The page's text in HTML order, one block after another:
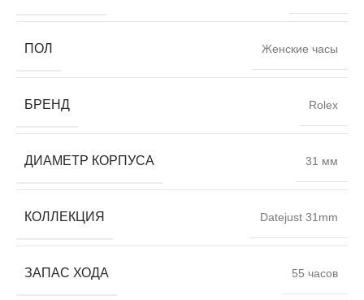
ПОЛ Женские часы
БРЕНД Rolex
ДИАМЕТР КОРПУСА 31 мм
КОЛЛЕКЦИЯ Datejust 31mm
ЗАПАС ХОДА 55 часов